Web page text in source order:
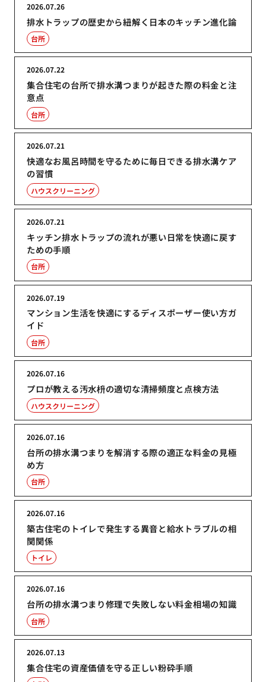
排水トラップの歴史から紐解く日本のキッチン進化論
2026.07.26
台所
集合住宅の台所で排水溝つまりが起きた際の料金と注
意点
2026.07.22
台所
快適なお風呂時間を守るために毎日できる排水溝ケア
の習慣
2026.07.21
ハウスクリーニング
キッチン排水トラップの流れが悪い日常を快適に戻す
ための手順
2026.07.21
台所
マンション生活を快適にするディスポーザー使い方ガ
イド
2026.07.19
台所
プロが教える汚水枡の適切な清掃頻度と点検方法
2026.07.16
ハウスクリーニング
台所の排水溝つまりを解消する際の適正な料金の見極
め方
2026.07.16
台所
築古住宅のトイレで発生する異音と給水トラブルの相
関関係
2026.07.16
トイレ
台所の排水溝つまり修理で失敗しない料金相場の知識
2026.07.16
台所
集合住宅の資産価値を守る正しい粉砕手順
2026.07.13